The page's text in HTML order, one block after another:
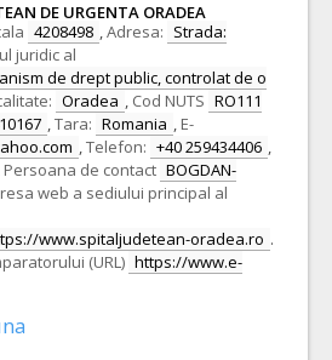
DE URGENTA ORADEA
4208498 ,Adresa: Strada:
juridic al
de drept public, controlat de o
Oradea , Cod NUTS RO111
,Tara: Romania , E-
,Telefon: +40 259434406 ,
Persoana de contact BOGDAN-
web a sediului principal al
www.spitaljudetean-oradea.ro .
(URL) https://www.e-